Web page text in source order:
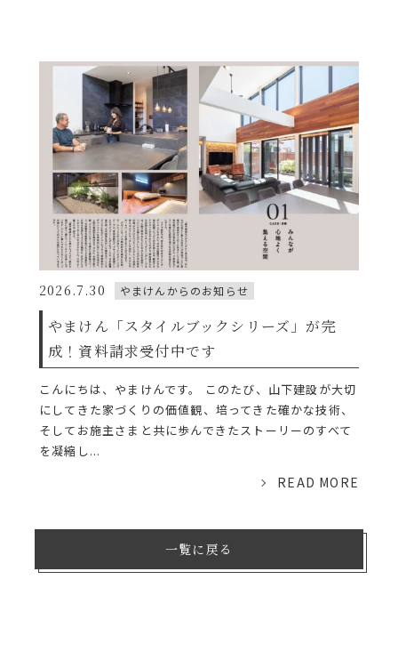
2026.7.30 やまけんからのお知らせ
やまけん「スタイルブックシリーズ」が完
成！資料請求受付中です
こんにちは、やまけんです。 このたび、山下建設が大切
にしてきた家づくりの価値観、培ってきた確かな技術、
そしてお施主さまと共に歩んできたストーリーのすべて
を凝縮し...
READ MORE
一覧に戻る